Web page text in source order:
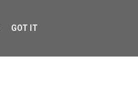
GOT IT